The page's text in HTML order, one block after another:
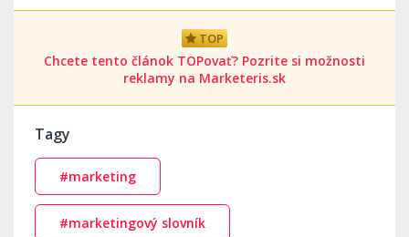
TOP
Chcete tento článok TOPovať? Pozrite si možnosti
reklamy na Marketeris.sk
Tagy
#marketing
#marketingový slovník